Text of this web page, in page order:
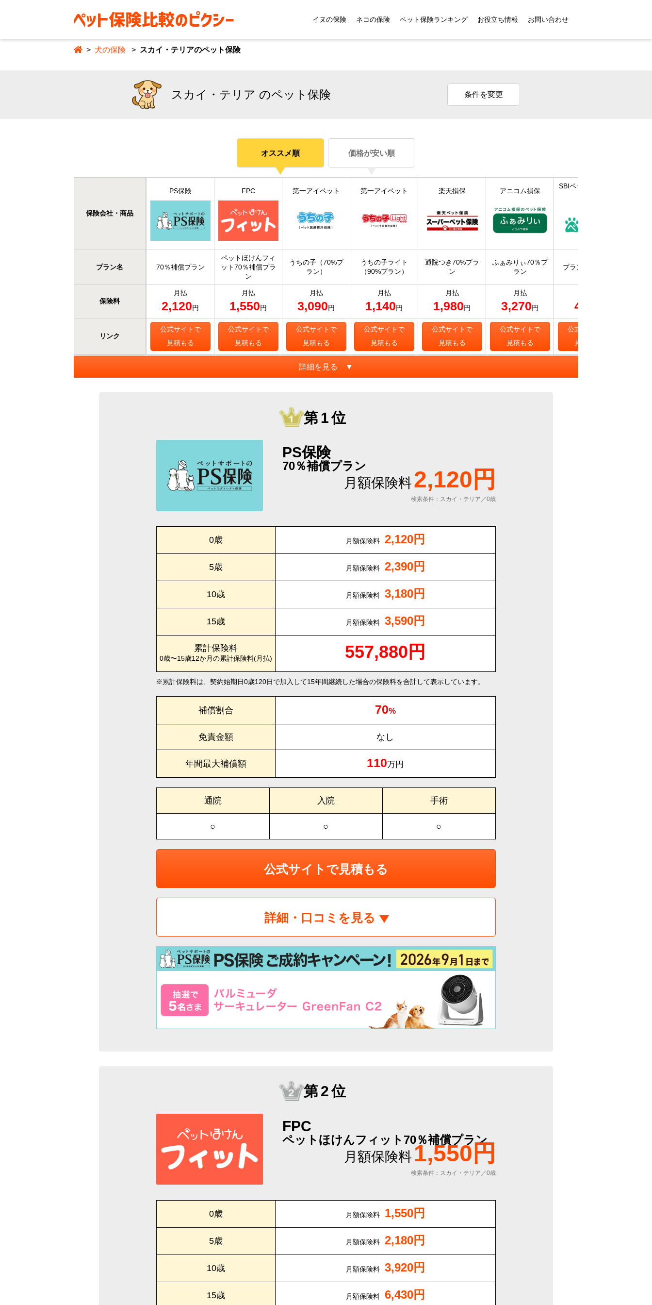
イヌの保険 ネコの保険 ペット保険ランキング お役立ち情報 お問い合わせ
犬の保険 スカイ・テリアのペット保険
スカイ・テリア のペット保険 条件を変更
オススメ順 価格が安い順
保険会社・商品
PS保険 FPC 第一アイペット 第一アイペット 楽天損保 アニコム損保
SBIペット少額短期
プラン名 70％補償プラン
ペットほけんフィ
ット70％補償プラ
ン
うちの子（70%プ
ラン）
うちの子ライト
（90%プラン）
通院つき70%プラ
ン
ふぁみりぃ70％プ
ラン
プラン70 ライト
保険料
月払
2,120円
月払
1,550円
月払
3,090円
月払
1,140円
月払
1,980円
月払
3,270円 405
リンク
公式サイトで
見積もる
公式サイトで
見積もる
公式サイトで
見積もる
公式サイトで
見積もる
公式サイトで
見積もる
公式サイトで
見積もる
公式サイトで
見積もる
詳細を見る ▼
第1位
PS保険
70％補償プラン
月額保険料2,120円
検索条件：スカイ・テリア／0歳
0歳 月額保険料 2,120円
5歳 月額保険料 2,390円
10歳 月額保険料 3,180円
15歳 月額保険料 3,590円
累計保険料
0歳〜15歳12か月 の累計保険料(月払) 557,880円
累計保険料は、契約始期日0歳120日で加入して15年間継続した場合の保険料を合計して表示しています。
補償割合 70%
免責金額 なし
年間最大補償額 110万円
通院 入院 手術
○ ○ ○
公式サイトで見積もる
詳細・口コミを見る
第2位
FPC
ペットほけんフィット70％補償プラン
月額保険料 1,550円
検索条件：スカイ・テリア／0歳
0歳 月額保険料 1,550円
5歳 月額保険料 2,180円
10歳 月額保険料 3,920円
15歳 月額保険料 6,430円